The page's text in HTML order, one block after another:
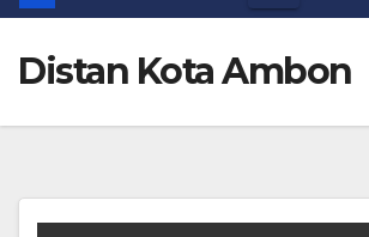
Distan Kota Ambon